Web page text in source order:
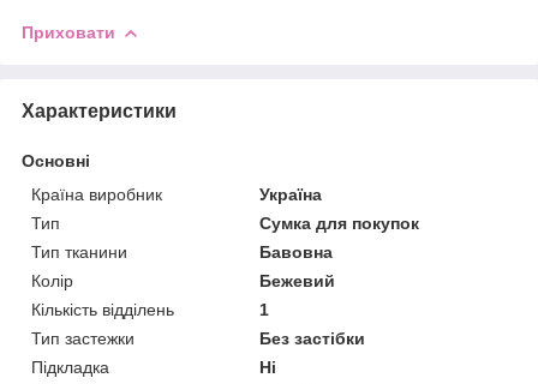
Приховати
Характеристики
Основні
Країна виробник
Україна
Тип
Сумка для покупок
Тип тканини
Бавовна
Колір
Бежевий
Кількість відділень
1
Тип застежки
Без застібки
Підкладка
Ні